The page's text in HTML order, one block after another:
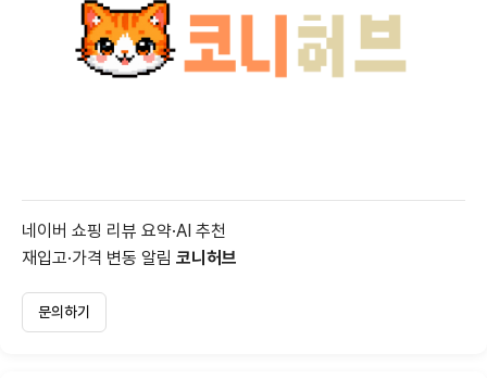
네이버 쇼핑 리뷰 요약·AI 추천
재입고·가격 변동 알림 코니허브
문의하기